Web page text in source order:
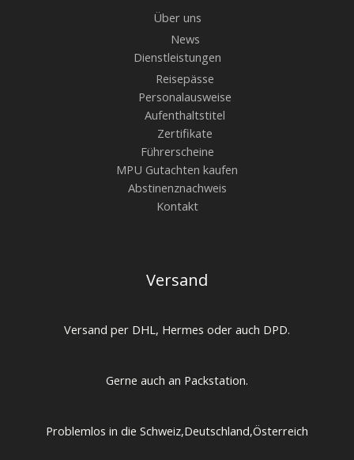
Über uns
News
Dienstleistungen
Reisepässe
Personalausweise
Aufenthaltstitel
Zertifikate
Führerscheine
MPU Gutachten kaufen
Abstinenznachweis
Kontakt
Versand
Versand per DHL, Hermes oder auch DPD.
Gerne auch an Packstation.
Problemlos in die Schweiz,Deutschland,Österreich